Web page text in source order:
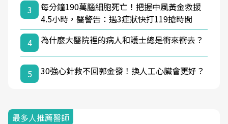
3
每分鐘190萬腦細胞死亡！把握中風黃金救援
4.5小時，醫警告：遇3症狀快打119搶時間
4
為什麼大醫院裡的病人和護士總是衝來衝去？
5 30強心針救不回郭金發！換人工心臟會更好？
最多人推薦醫師